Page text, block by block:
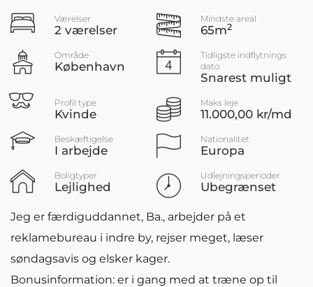
Værelser
2 værelser
Mindste areal
65m2
Område
København
Tidligste indflytnings
dato
Snarest muligt
Profil type
Kvinde
Maks leje
11.000,00 kr/md
Beskæftigelse
I arbejde
Nationalitet
Europa
Boligtyper
Lejlighed
Udlejningsperioder
Ubegrænset
Jeg er færdiguddannet, Ba., arbejder på et
reklamebureau i indre by, rejser meget, læser
søndagsavis og elsker kager.
Bonusinformation: er i gang med at træne op til